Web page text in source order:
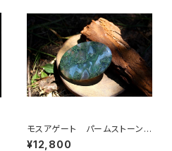
モスアゲート パームストーン
大
¥12,800